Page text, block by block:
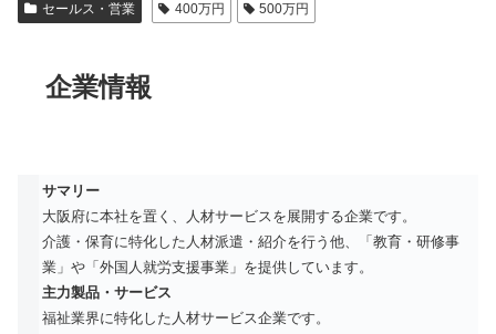
セールス・営業 400万円 500万円
企業情報
サマリー
大阪府に本社を置く、人材サービスを展開する企業です。
介護・保育に特化した人材派遣・紹介を行う他、「教育・研修事
業」や「外国人就労支援事業」を提供しています。
主力製品・サービス
福祉業界に特化した人材サービス企業です。